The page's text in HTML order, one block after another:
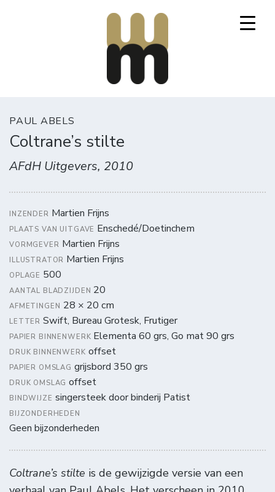
PAUL ABELS
Coltrane’s stilte
AFdH Uitgevers, 2010
INZENDER Martien Frijns
PLAATS VAN UITGAVE Enschedé/Doetinchem
VORMGEVER Martien Frijns
ILLUSTRATOR Martien Frijns
OPLAGE 500
AANTAL BLADZIJDEN 20
AFMETINGEN 28 × 20 cm
LETTER Swift, Bureau Grotesk, Frutiger
PAPIER BINNENWERK Elementa 60 grs, Go mat 90 grs
DRUK BINNENWERK offset
PAPIER OMSLAG grijsbord 350 grs
DRUK OMSLAG offset
BINDWIJZE singersteek door binderij Patist
BIJZONDERHEDEN
Geen bijzonderheden
Coltrane’s stilte is de gewijzigde versie van een